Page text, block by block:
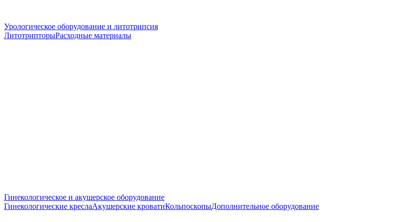
Урологическое оборудование и литотрипсия
ЛитотрипторыРасходные материалы
Гинекологическое и акушерское оборудование
Гинекологические креслаАкушерские кроватиКольпоскопыДополнительное оборудование